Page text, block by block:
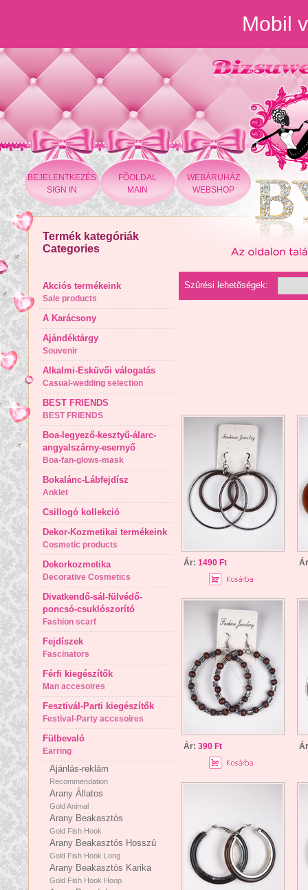
Mobil
BEJELENTKEZÉS
SIGN IN
FÕOLDAL
MAIN
WEBÁRUHÁZ
WEBSHOP
Termék kategóriák
Categories
Akciós termékeink
Sale products
A Karácsony
Ajándéktárgy
Souvenir
Alkalmi-Esküvői válogatás
Casual-wedding selection
BEST FRIENDS
BEST FRIENDS
Boa-legyező-kesztyű-álarc-
angyalszárny-esernyő
Boa-fan-glows-mask
Bokalánc-Lábfejdísz
Anklet
Csillogó kollekció
Dekor-Kozmetikai termékeink
Cosmetic products
Dekorkozmetika
Decorative Cosmetics
Divatkendő-sál-fülvédő-
poncsó-csuklószorító
Fashion scarf
Fejdíszek
Fascinators
Férfi kiegészítők
Man accesoires
Fesztivál-Parti kiegészítők
Festival-Party accesoires
Fülbevaló
Earring
Ajánlás-reklám
Recommendation
Arany Állatos
Gold Animal
Arany Beakasztós
Gold Fish Hook
Arany Beakasztós Hosszú
Gold Fish Hook Long
Arany Beakasztós Karika
Gold Fish Hook Hoop
Szûrési lehetõségek:
Ár: 1490 Ft
Ár: 390 Ft